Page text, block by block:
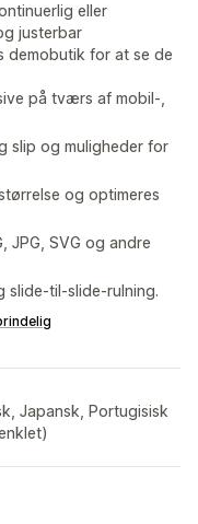
eller
justerbar
demobutik for at se de
på tværs af mobil-,
slip og muligheder for
og optimeres
JPG, SVG og andre
slide-til-slide-rulning.
Japansk, Portugisisk